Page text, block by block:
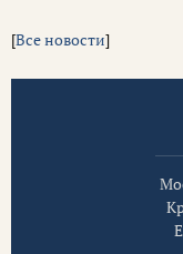
[Все новости]